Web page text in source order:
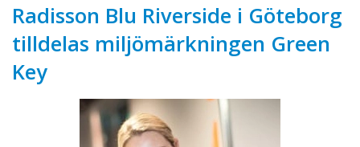
Radisson Blu Riverside i Göteborg
tilldelas miljömärkningen Green
Key